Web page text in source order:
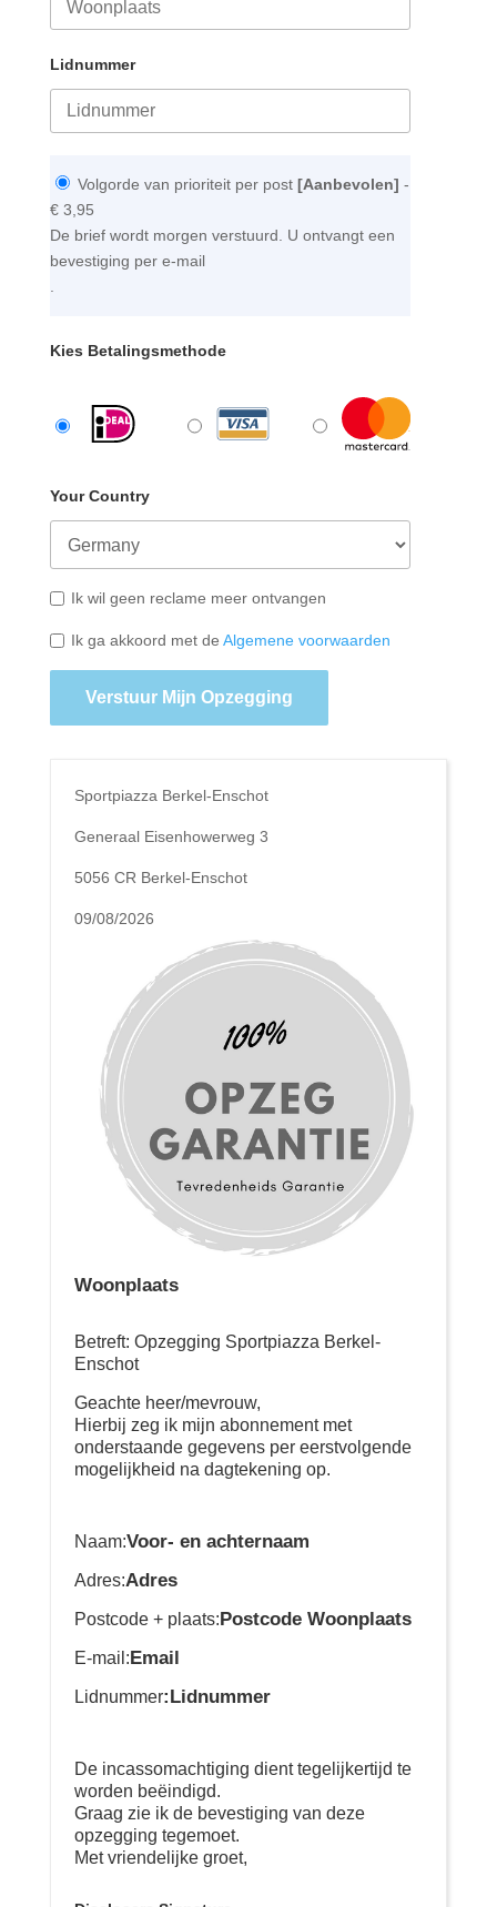
Lidnummer
Volgorde van prioriteit per post [Aanbevolen] -
€ 3,95
De brief wordt morgen verstuurd. U ontvangt een
bevestiging per e-mail
.
Kies Betalingsmethode
Your Country
Ik wil geen reclame meer ontvangen
Ik ga akkoord met de Algemene voorwaarden
Verstuur Mijn Opzegging
Sportpiazza Berkel-Enschot
Generaal Eisenhowerweg 3
5056 CR Berkel-Enschot
09/08/2026
Woonplaats
Betreft: Opzegging Sportpiazza Berkel-
Enschot
Geachte heer/mevrouw,
Hierbij zeg ik mijn abonnement met
onderstaande gegevens per eerstvolgende
mogelijkheid na dagtekening op.
Naam:Voor- en achternaam
Adres:Adres
Postcode + plaats:Postcode Woonplaats
E-mail:Email
Lidnummer:Lidnummer
De incassomachtiging dient tegelijkertijd te
worden beëindigd.
Graag zie ik de bevestiging van deze
opzegging tegemoet.
Met vriendelijke groet,